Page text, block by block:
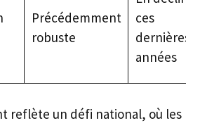
Précédemment
robuste
ces
dernières
années
reflète un défi national, où les